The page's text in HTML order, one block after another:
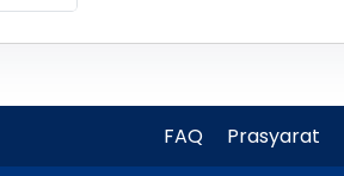
FAQ Prasyarat